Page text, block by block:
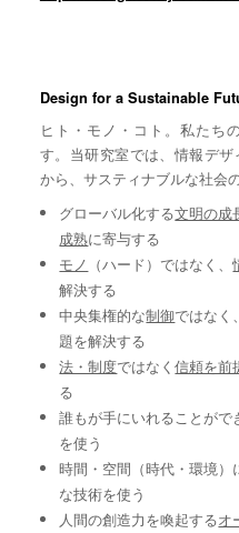
Design for a Sustainable
ヒト・モノ・コト。私たち
す。当研究室では、情報デ
から、サスティナブルな社会
グローバル化する文明の成
成熟に寄与する
モノ （ハード）ではなく、
解決する
中央集権的な制御ではなく
題を解決する
法・制度ではなく信頼を前
る
誰もが手にいれることが
を使う
時間・空間（時代・環境
な技術を使う
人間の創造力を喚起するオ